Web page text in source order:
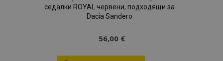
седалки ROYAL червени, подходящи за
Dacia Sandero
56,00 €